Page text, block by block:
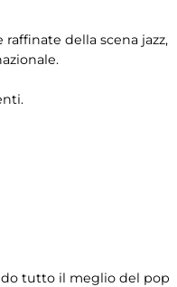
della scena jazz,
tutto il meglio del pop